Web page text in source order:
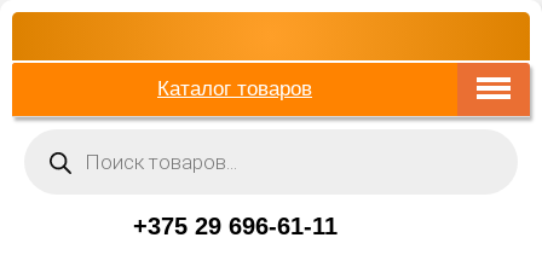
Каталог товаров
товаров
+375 29 696-61-11